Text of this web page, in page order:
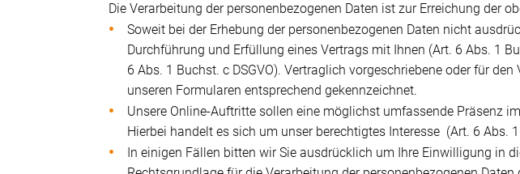
Die Verarbeitung der personenbezogenen Daten ist zur Erreichung der
Soweit bei der Erhebung der personenbezogenen Daten nicht
Durchführung und Erfüllung eines Vertrags mit Ihnen (Art. 6 Abs. 1
6 Abs. 1 Buchst. c DSGVO). Vertraglich vorgeschriebene oder für
unseren Formularen entsprechend gekennzeichnet.
Unsere Online-Auftritte sollen eine möglichst umfassende Präsenz
Hierbei handelt es sich um unser berechtigtes Interesse (Art. 6 Abs. 1
In einigen Fällen bitten wir Sie ausdrücklich um Ihre Einwilligung in